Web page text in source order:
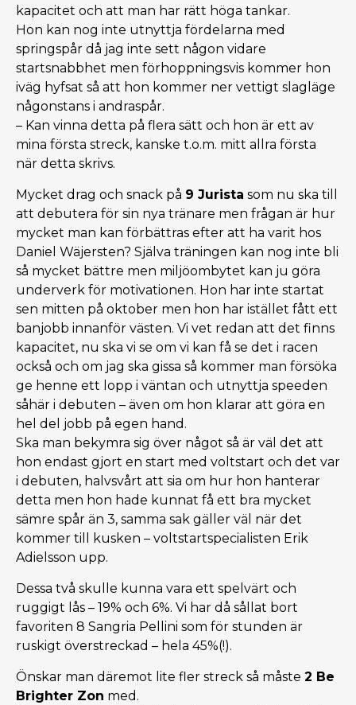
kapacitet och att man har rätt höga tankar.
Hon kan nog inte utnyttja fördelarna med
springspår då jag inte sett någon vidare
startsnabbhet men förhoppningsvis kommer hon
iväg hyfsat så att hon kommer ner vettigt slagläge
någonstans i andraspår.
– Kan vinna detta på flera sätt och hon är ett av
mina första streck, kanske t.o.m. mitt allra första
när detta skrivs.
Mycket drag och snack på 9 Jurista som nu ska till
att debutera för sin nya tränare men frågan är hur
mycket man kan förbättras efter att ha varit hos
Daniel Wäjersten? Själva träningen kan nog inte bli
så mycket bättre men miljöombytet kan ju göra
underverk för motivationen. Hon har inte startat
sen mitten på oktober men hon har istället fått ett
banjobb innanför västen. Vi vet redan att det finns
kapacitet, nu ska vi se om vi kan få se det i racen
också och om jag ska gissa så kommer man försöka
ge henne ett lopp i väntan och utnyttja speeden
såhär i debuten – även om hon klarar att göra en
hel del jobb på egen hand.
Ska man bekymra sig över något så är väl det att
hon endast gjort en start med voltstart och det var
i debuten, halvsvårt att sia om hur hon hanterar
detta men hon hade kunnat få ett bra mycket
sämre spår än 3, samma sak gäller väl när det
kommer till kusken – voltstartspecialisten Erik
Adielsson upp.
Dessa två skulle kunna vara ett spelvärt och
ruggigt lås – 19% och 6%. Vi har då sållat bort
favoriten 8 Sangria Pellini som för stunden är
ruskigt överstreckad – hela 45%(!).
Önskar man däremot lite fler streck så måste 2 Be
Brighter Zon med.